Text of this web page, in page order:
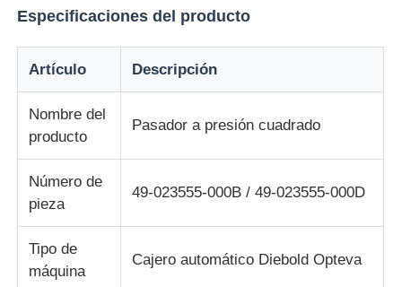
Visita a la fábrica
Control de Calidad
Contacto
noticias
Especificaciones del producto
Artículo Descripción
Nombre del
producto
Pasador a presión cuadrado
Número de
pieza
49-023555-000B / 49-023555-000D
Tipo de
máquina
Cajero automático Diebold Opteva